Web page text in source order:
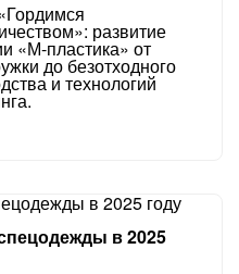
развитие
«М-пластика» от
до безотходного
и технологий
в 2025